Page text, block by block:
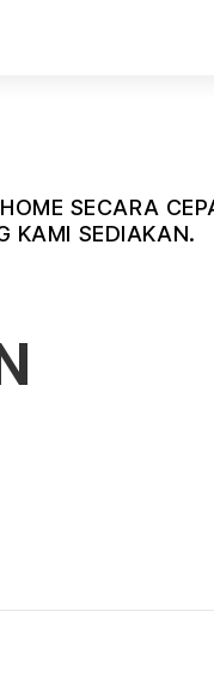
SECARA
KAMI SEDIAKAN.